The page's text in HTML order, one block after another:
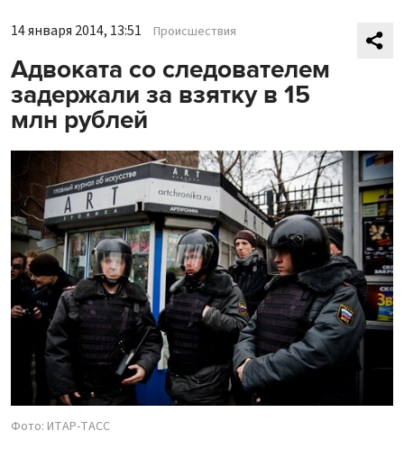
14 января 2014, 13:51 Происшествия
Адвоката со следователем
задержали за взятку в 15
млн рублей
Фото: ИТАР-ТАСС